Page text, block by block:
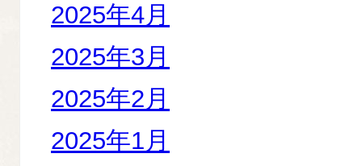
2025年4月
2025年3月
2025年2月
2025年1月